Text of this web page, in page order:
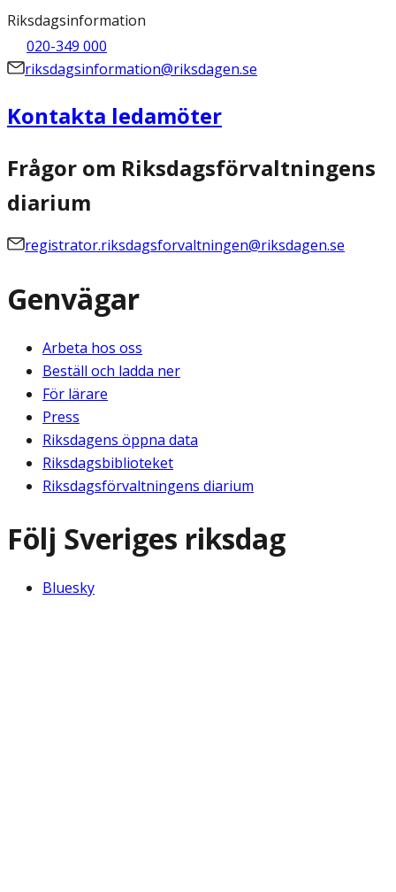
Riksdagsinformation
020-349 000
riksdagsinformation@riksdagen.se
Kontakta ledamöter
Frågor om Riksdagsförvaltningens
diarium
registrator.riksdagsforvaltningen@riksdagen.se
Genvägar
Arbeta hos oss
Beställ och ladda ner
För lärare
Press
Riksdagens öppna data
Riksdagsbiblioteket
Riksdagsförvaltningens diarium
Följ Sveriges riksdag
Bluesky